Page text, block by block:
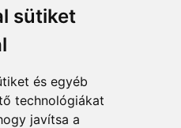
sütiket
és egyéb
technológiákat
javítsa a
bármikor visszaküldheti vagy
ot
egy fát! Bővebben